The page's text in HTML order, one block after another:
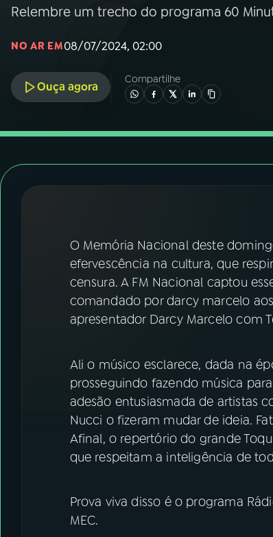
02A RÁDIO
03PROGRAMAÇÃO
PROGRAMAS
FESTIVAL DE MÚSICA
ACOMPANHE A RÁDIO NACIONAL
Instagram X
Relembre um trecho do programa 60
NO AR EM08/07/2024, 02:00
Ouça agora
Compartilhe
O Memória Nacional deste
efervescência na cultura, que
censura. A FM Nacional captou
comandado por darcy marcelo
apresentador Darcy Marcelo com
Ali o músico esclarece, dada na
prosseguindo fazendo música
adesão entusiasmada de artistas
Nucci o fizeram mudar de ideia.
Afinal, o repertório do grande
que respeitam a inteligência de
Prova viva disso é o programa
MEC.